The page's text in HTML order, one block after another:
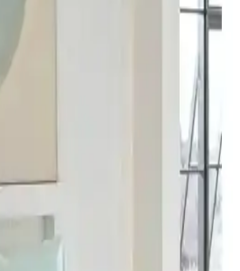
tasarım ve pratik bakım günlük
ile Yataş Macaron Çift
Karşılaştırması
Jakarlı Biyeli Çift Kişilik Yorgan
Yorgan ve Yastık Setini, dolgu, ısı
ağırlık/ölçü, mevsim kullanımı ve
karşılaştırır; kullanıcı yorumlarıyla
Yorgan: Hafif ve Sıcak
Ürün Özellikleri